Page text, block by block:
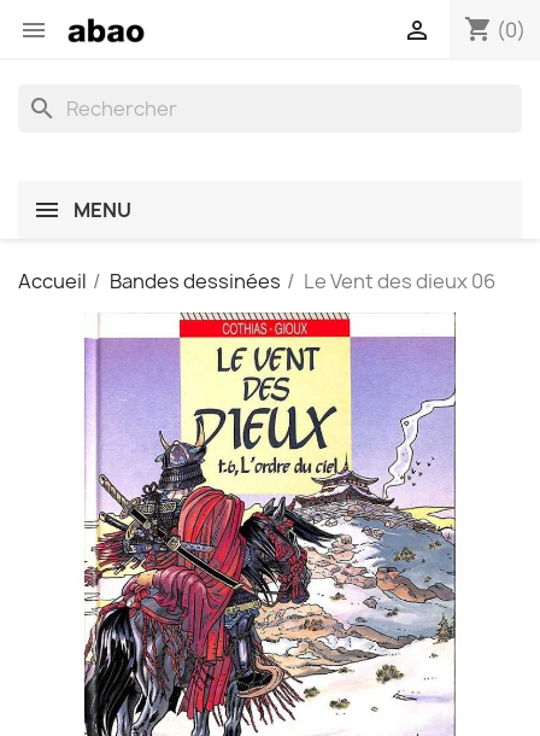
 shopping_cart (0)

search
MENU
Accueil Bandes dessinées Le Vent des dieux 06